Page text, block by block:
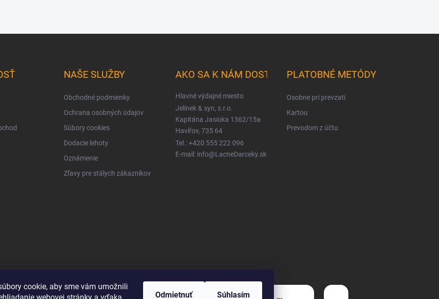
cookie, aby sme vám umožnili
Odmietnuť Súhlasím
NAŠE SLUŽBY
Obchodné podmienky
Ochrana osobných údajov
Súbory cookies
Dodacie lehoty
Oznámenie
Zľavy pre stálych zákazníkov
AKO SA K NÁM DOSTANETE
Hlavné výdajné miesto
Jelínek & syn, s.r.o.
Kapitána Jasioka 1362/15a
Havířov, 735 64
Tel.: +420 555 222 096
E-mail: info@LacneDarceky.sk
PLATOBNÉ METÓDY
Osobne pri prevzatí
Kartou
Prevodom z účtu